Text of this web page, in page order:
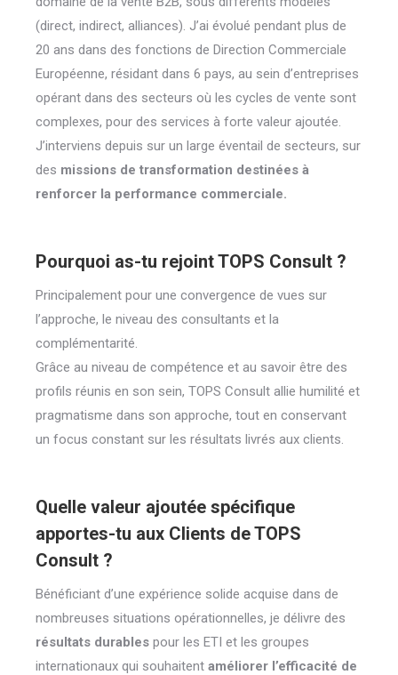
(direct, indirect, alliances). J’ai évolué pendant plus de
20 ans dans des fonctions de Direction Commerciale
Européenne, résidant dans 6 pays, au sein d’entreprises
opérant dans des secteurs où les cycles de vente sont
complexes, pour des services à forte valeur ajoutée.
J’interviens depuis sur un large éventail de secteurs, sur
des missions de transformation destinées à
renforcer la performance commerciale.
Pourquoi as-tu rejoint TOPS Consult ?
Principalement pour une convergence de vues sur
l’approche, le niveau des consultants et la
complémentarité.
Grâce au niveau de compétence et au savoir être des
profils réunis en son sein, TOPS Consult allie humilité et
pragmatisme dans son approche, tout en conservant
un focus constant sur les résultats livrés aux clients.
Quelle valeur ajoutée spécifique
apportes-tu aux Clients de TOPS
Consult ?
Bénéficiant d’une expérience solide acquise dans de
nombreuses situations opérationnelles, je délivre des
résultats durables pour les ETI et les groupes
internationaux qui souhaitent améliorer l’efficacité de